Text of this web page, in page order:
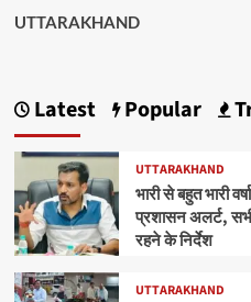
UTTARAKHAND
Latest Popular
UTTARAKHAND
भारी से बहुत भारी
प्रशासन अलर्ट, सभी
रहने के निर्देश
UTTARAKHAND